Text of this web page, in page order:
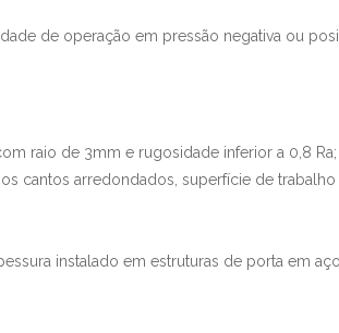
de operação em pressão negativa ou
raio de 3mm e rugosidade inferior a 0,8 Ra;
cantos arredondados, superfície de
instalado em estruturas de porta em